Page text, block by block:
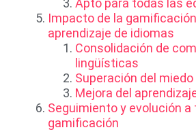
Apto para todas las
Impacto de la gamificación
aprendizaje de idiomas
Consolidación de
lingüísticas
Superación del miedo
Mejora del
Seguimiento y evolución a
gamificación